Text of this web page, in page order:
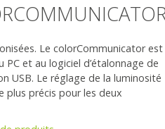
Le colorCommunicator est
PC et au logiciel d’étalonnage de
USB. Le réglage de la luminosité
plus précis pour les deux